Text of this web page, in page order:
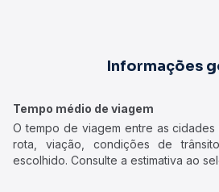
Informações
Tempo médio de viagem
O tempo de viagem entre as
rota, viação, condições de
escolhido. Consulte a estimativa ao